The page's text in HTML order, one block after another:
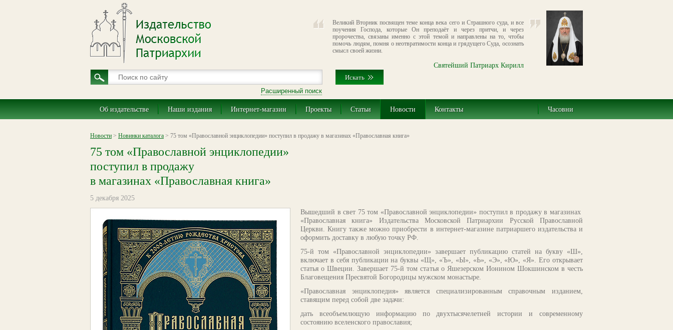
Великий Вторник посвящен теме конца века сего и Страшного суда, и все
поучения Господа, которые Он преподаёт и через притчи, и через
пророчества, связаны именно с этой темой и направлены на то, чтобы
помочь людям, помня о неотвратимости конца и грядущего Суда, осознать
смысл своей жизни.
Святейший Патриарх Кирилл
Расширенный поиск
Об издательстве Наши издания Интернет-магазин Проекты Статьи Новости Контакты Часовни
Новости > Новинки каталога > 75 том «Православной энциклопедии» поступил в продажу в магазинах «Православная книга»
75 том «Православной энциклопедии»
поступил в продажу
в магазинах «Православная книга»
5 декабря 2025
Вышедший в свет 75 том «Православной энциклопедии» поступил в продажу в магазинах
«Православная книга» Издательства Московской Патриархии Русской Православной
Церкви. Книгу также можно приобрести в интернет-магазине патриаршего издательства и
оформить доставку в любую точку РФ.
75-й том «Православной энциклопедии» завершает публикацию статей на букву «Ш»,
включает в себя публикации на буквы «Щ», «Ъ», «Ы», «Ь», «Э», «Ю», «Я». Его открывает
статья о Швеции. Завершает 75-й том статья о Яшезерском Ионином Шокшинском в честь
Благовещения Пресвятой Богородицы мужском монастыре.
«Православная энциклопедия» является специализированным справочным изданием,
ставящим перед собой две задачи:
дать всеобъемлющую информацию по двухтысячелетней истории и современному
состоянию вселенского православия;